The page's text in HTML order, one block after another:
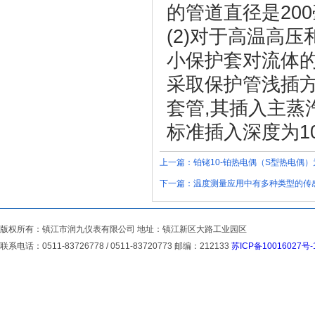
的管道直径是
(2)对于高温高压
小保护套对流体
采取保护管浅插
套管,其插入主蒸
标准插入深度为
上一篇： 铂铑10-铂热电偶（S型热电偶
下一篇： 温度测量应用中有多种类型的传
版权所有：镇江市润九仪表有限公司 地址：镇江新区大路工业园区
联系电话：0511-83726778 / 0511-83720773 邮编：212133 苏ICP备10016027号-